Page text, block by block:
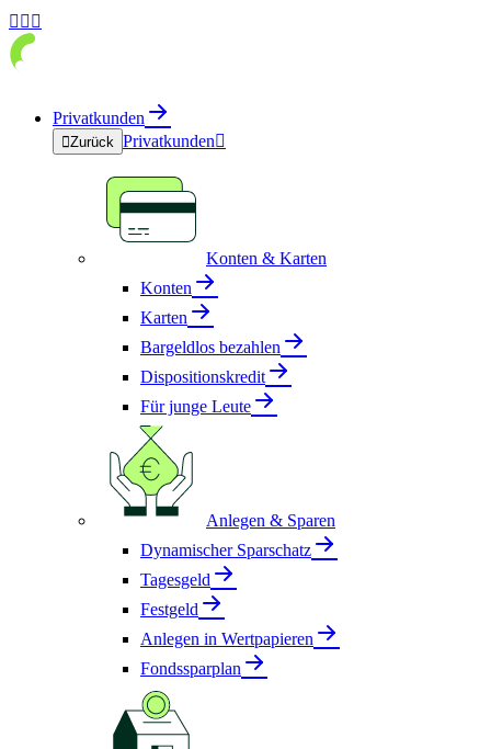
  
Privatkunden
Zurück Privatkunden
Konten & Karten
Konten
Karten
Bargeldlos bezahlen
Dispositionskredit
Für junge Leute
Anlegen & Sparen
Dynamischer Sparschatz
Tagesgeld
Festgeld
Anlegen in Wertpapieren
Fondssparplan